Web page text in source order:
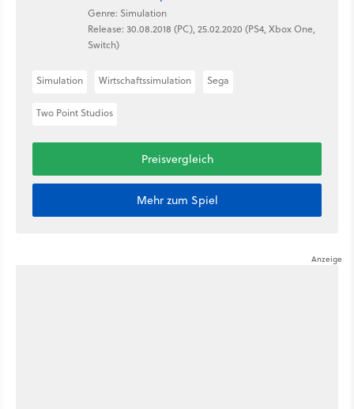
Genre: Simulation
Release: 30.08.2018 (PC), 25.02.2020 (PS4, Xbox One,
Switch)
Simulation Wirtschaftssimulation Sega
Two Point Studios
Preisvergleich
Mehr zum Spiel